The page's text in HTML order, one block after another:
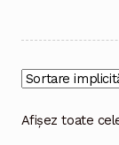
Afișez toate